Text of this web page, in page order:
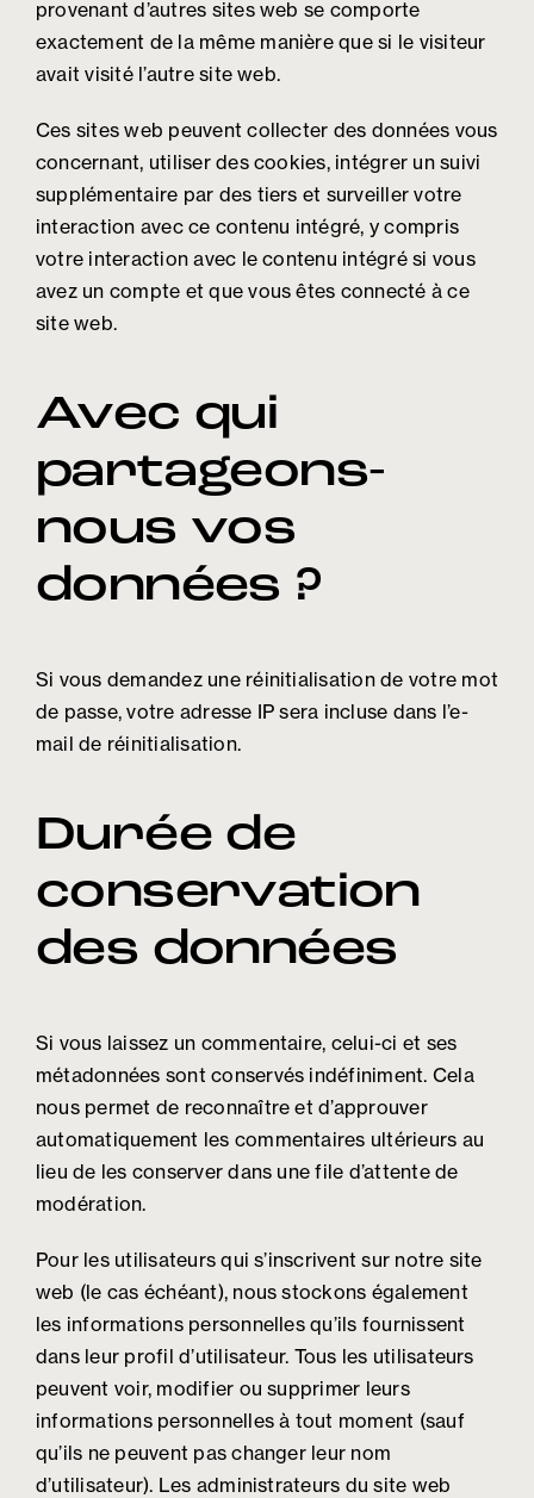
provenant d’autres sites web se comporte
exactement de la même manière que si le visiteur
avait visité l’autre site web.
Ces sites web peuvent collecter des données vous
concernant, utiliser des cookies, intégrer un suivi
supplémentaire par des tiers et surveiller votre
interaction avec ce contenu intégré, y compris
votre interaction avec le contenu intégré si vous
avez un compte et que vous êtes connecté à ce
site web.
Avec qui
partageons-
nous vos
données ?
Si vous demandez une réinitialisation de votre mot
de passe, votre adresse IP sera incluse dans l’e-
mail de réinitialisation.
Durée de
conservation
des données
Si vous laissez un commentaire, celui-ci et ses
métadonnées sont conservés indéfiniment. Cela
nous permet de reconnaître et d’approuver
automatiquement les commentaires ultérieurs au
lieu de les conserver dans une file d’attente de
modération.
Pour les utilisateurs qui s’inscrivent sur notre site
web (le cas échéant), nous stockons également
les informations personnelles qu’ils fournissent
dans leur profil d’utilisateur. Tous les utilisateurs
peuvent voir, modifier ou supprimer leurs
informations personnelles à tout moment (sauf
qu’ils ne peuvent pas changer leur nom
d’utilisateur). Les administrateurs du site web